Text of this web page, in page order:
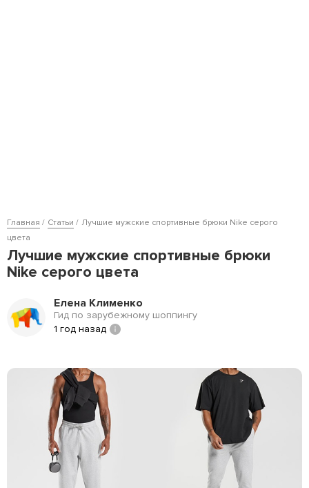
Главная Статьи
Лучшие мужские спортивные брюки Nike серого
цвета
Лучшие мужские спортивные брюки
Nike серого цвета
Елена Клименко
Гид по зарубежному шоппингу
1 год назад